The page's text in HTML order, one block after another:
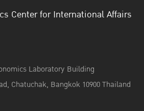
Center for International Affairs
Laboratory Building
Chatuchak, Bangkok 10900 Thailand